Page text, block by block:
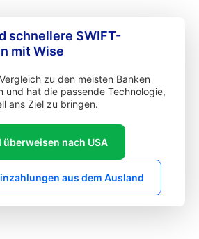
schnellere SWIFT-
mit Wise
zu den meisten Banken
und hat die passende Technologie,
ans Ziel zu bringen.
überweisen nach USA
aus dem Ausland